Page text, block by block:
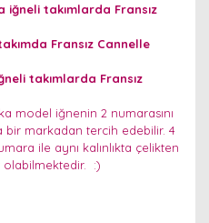
iğneli takımlarda Fransız
Fransız Cannelle
takımlarda Fransız
model iğnenin 2 numarasını
bir markadan tercih edebilir. 4
ile aynı kalınlıkta çelikten
olabilmektedir. :)